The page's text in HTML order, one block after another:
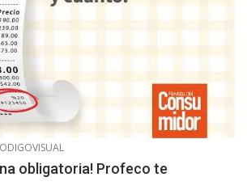
obligatoria! Profeco te